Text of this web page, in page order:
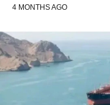
4 MONTHS AGO